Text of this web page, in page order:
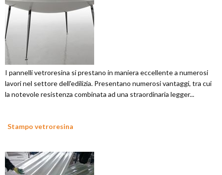
I pannelli vetroresina si prestano in maniera eccellente a numerosi
lavori nel settore dell'edilizia. Presentano numerosi vantaggi, tra cui
la notevole resistenza combinata ad una straordinaria legger...
Stampo vetroresina